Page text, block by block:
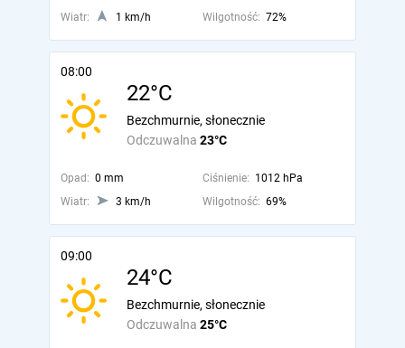
Wiatr: 1 km/h Wilgotność: 72%
08:00
22°C
Odczuwalna 23°C
Bezchmurnie, słonecznie
Opad: 0 mm Ciśnienie: 1012 hPa
Wiatr:
3 km/h Wilgotność: 69%
09:00
24°C
Odczuwalna 25°C
Bezchmurnie, słonecznie